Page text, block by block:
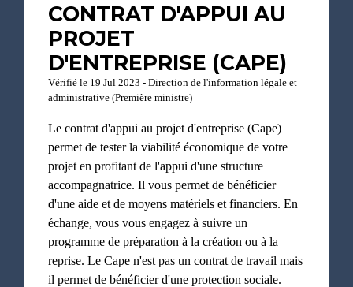
CONTRAT D'APPUI AU
PROJET
D'ENTREPRISE (CAPE)
Vérifié le 19 Jul 2023 - Direction de l'information légale et
administrative (Première ministre)
Le contrat d'appui au projet d'entreprise (Cape)
permet de tester la viabilité économique de votre
projet en profitant de l'appui d'une structure
accompagnatrice. Il vous permet de bénéficier
d'une aide et de moyens matériels et financiers. En
échange, vous vous engagez à suivre un
programme de préparation à la création ou à la
reprise. Le Cape n'est pas un contrat de travail mais
il permet de bénéficier d'une protection sociale.